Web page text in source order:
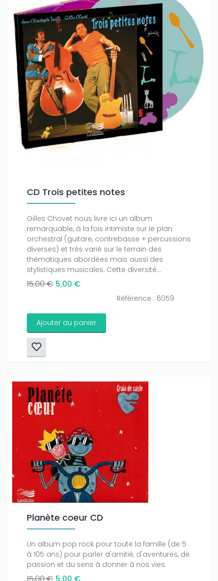
CD Trois petites notes
Gilles Chovet nous livre ici un album
remarquable, à la fois intimiste sur le plan
orchestral (guitare, contrebasse + percussions
diverses) et très varié sur le terrain des
thématiques abordées mais aussi des
stylistiques musicales. Cette diversité...
15,00 € 5,00 €
Référence : 6059
Ajouter au panier
Planète coeur CD
Un album pop rock pour toute la famille (de 5
à 105 ans) pour parler d'amitié, d'aventures, de
passion et du sens à donner à nos vies.
15,00 € 5,00 €